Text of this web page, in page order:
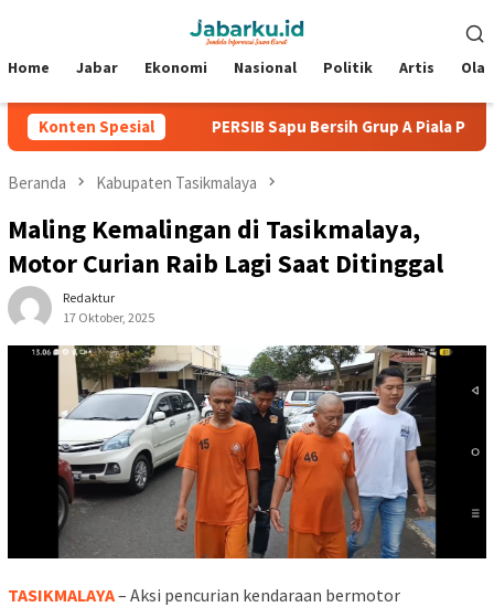
Mobile
Home Jabar Ekonomi Nasional Politik Artis
Konten Spesial
Kebobolan PERSIB Sapu Bersih Grup A Piala Presiden
Beranda Kabupaten Tasikmalaya
Maling Kemalingan di Tasikmalaya,
Motor Curian Raib Lagi Saat Ditinggal
Redaktur
17 Oktober, 2025
TASIKMALAYA– Aksi pencurian kendaraan bermotor